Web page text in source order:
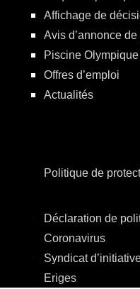
Affichage de
Avis d’annonce
Piscine Olympique
Offres d’emploi
Actualités
Politique de
Déclaration de
Coronavirus
Syndicat
Eriges